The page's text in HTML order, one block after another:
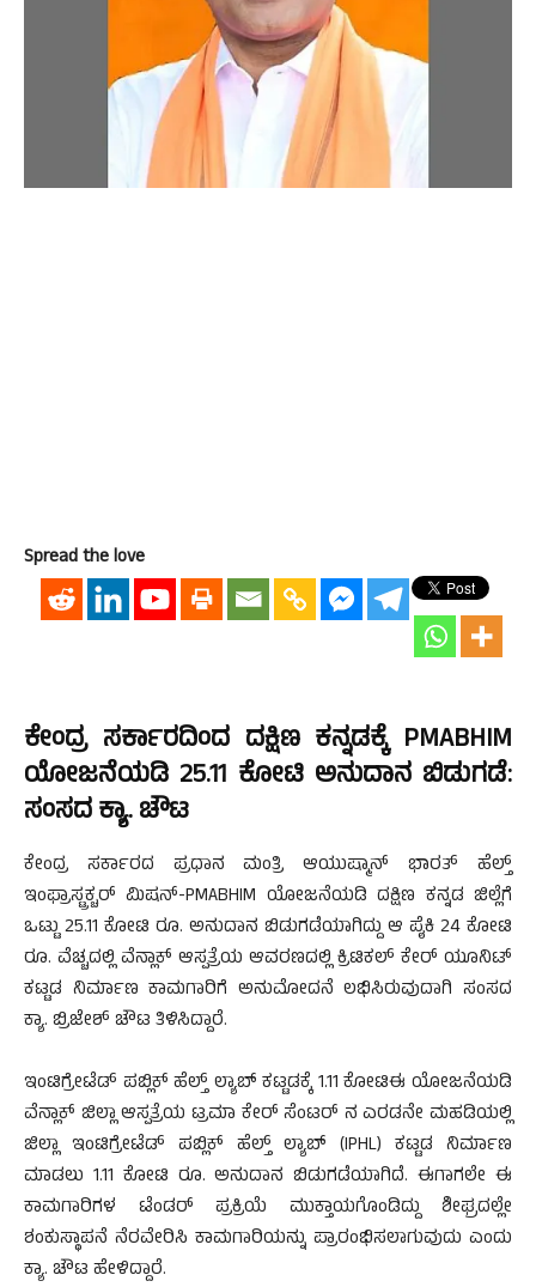
Spread the love
ಕೇಂದ್ರ ಸರ್ಕಾರದಿಂದ ದಕ್ಷಿಣ ಕನ್ನಡಕ್ಕೆ PMABHIM
ಯೋಜನೆಯಡಿ 25.11 ಕೋಟಿ ಅನುದಾನ ಬಿಡುಗಡೆ:
ಸಂಸದ ಕ್ಯಾ. ಚೌಟ
ಕೇಂದ್ರ ಸರ್ಕಾರದ ಪ್ರಧಾನ ಮಂತ್ರಿ ಆಯುಷ್ಮಾನ್ ಭಾರತ್ ಹೆಲ್ತ್
ಇಂಫ್ರಾಸ್ಟ್ರಕ್ಚರ್ ಮಿಷನ್-PMABHIM ಯೋಜನೆಯಡಿ ದಕ್ಷಿಣ ಕನ್ನಡ ಜಿಲ್ಲೆಗೆ
ಒಟ್ಟು 25.11 ಕೋಟಿ ರೂ. ಅನುದಾನ ಬಿಡುಗಡೆಯಾಗಿದ್ದು ಆ ಪೈಕಿ 24 ಕೋಟಿ
ರೂ. ವೆಚ್ಚದಲ್ಲಿ ವೆನ್ಲಾಕ್ ಆಸ್ಪತ್ರೆಯ ಆವರಣದಲ್ಲಿ ಕ್ರಿಟಿಕಲ್ ಕೇರ್ ಯೂನಿಟ್
ಕಟ್ಟಡ ನಿರ್ಮಾಣ ಕಾಮಗಾರಿಗೆ ಅನುಮೋದನೆ ಲಭಿಸಿರುವುದಾಗಿ ಸಂಸದ
ಕ್ಯಾ. ಬ್ರಿಜೇಶ್‌ ಚೌಟ ತಿಳಿಸಿದ್ದಾರೆ.
ಇಂಟಿಗ್ರೇಟೆಡ್ ಪಬ್ಲಿಕ್ ಹೆಲ್ತ್ ಲ್ಯಾಬ್ ಕಟ್ಟಡಕ್ಕೆ 1.11 ಕೋಟಿಈ ಯೋಜನೆಯಡಿ
ವೆನ್ಲಾಕ್ ಜಿಲ್ಲಾ ಆಸ್ಪತ್ರೆಯ ಟ್ರಮಾ ಕೇರ್ ಸೆಂಟರ್ ನ ಎರಡನೇ ಮಹಡಿಯಲ್ಲಿ
ಜಿಲ್ಲಾ ಇಂಟಿಗ್ರೇಟೆಡ್ ಪಬ್ಲಿಕ್ ಹೆಲ್ತ್ ಲ್ಯಾಬ್ (IPHL) ಕಟ್ಟಡ ನಿರ್ಮಾಣ
ಮಾಡಲು 1.11 ಕೋಟಿ ರೂ. ಅನುದಾನ ಬಿಡುಗಡೆಯಾಗಿದೆ. ಈಗಾಗಲೇ ಈ
ಕಾಮಗಾರಿಗಳ ಟೆಂಡರ್ ಪ್ರಕ್ರಿಯೆ ಮುಕ್ತಾಯಗೊಂಡಿದ್ದು ಶೀಘ್ರದಲ್ಲೇ
ಶಂಕುಸ್ಥಾಪನೆ ನೆರವೇರಿಸಿ ಕಾಮಗಾರಿಯನ್ನು ಪ್ರಾರಂಭಿಸಲಾಗುವುದು ಎಂದು
ಕ್ಯಾ. ಚೌಟ ಹೇಳಿದ್ದಾರೆ.